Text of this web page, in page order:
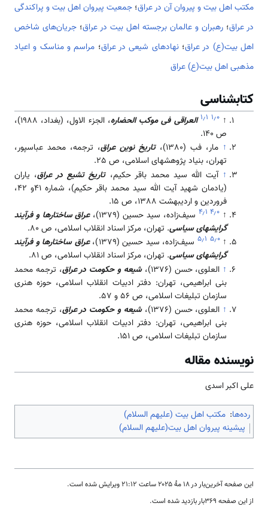
مکتب اهل بیت و پیروان آن در عراق؛ جمعیت پیروان اهل بیت و پراکندگی
در عراق؛ رهبران و عالمان برجسته اهل بیت در عراق؛ جریان‌های شاخص
اهل بیت(ع) در عراق؛نهادهای شیعی در عراق؛ مراسم و مناسک و اعیاد
مذهبی اهل بیت(ع) عراق
کتابشناسی
↑ ۱٫۰ ۱٫۱ العراقی فی موكب الحضاره
، الجزء الاول، (بغداد، 1988)،
ص 140.
↑ مار، فب (1380)، تاریخ نوین عراق، ترجمه، محمد عباسپور،
تهران، بنیاد پژوهشهای اسلامی، ص 25.
↑ آیت الله سید محمد باقر حکیم،تاریخ تشیع در عراق، یاران
(یادمان شهید آیت الله سید محمد باقر حکیم)، شماره 41و 42،
فروردین و اردیبهشت 1388، ص 15.
↑ ۴٫۰ ۴٫۱ سیف‌زاده، سید حسین (1379)،
عراق ساختارها و فرآیند‌
گرایشهای سیاسی. تهران، مرکز اسناد انقلاب اسلامی، ص 80.
↑۵٫۰ ۵٫۱ سیف‌زاده، سید حسین (1379)،
عراق ساختارها و فرآیند‌
گرایشهای سیاسی. تهران، مرکز اسناد انقلاب اسلامی، ص 81.
↑ العلوى، حسن (1376)، شیعه و حکومت در عراق، ترجمه محمد
بنى ابراهیمى، تهران: دفتر ادبیات انقلاب اسلامى، حوزه هنرى
سازمان تبلیغات اسلامى، ص 56 و 57.
↑ العلوى، حسن (1376)، شیعه و حکومت در عراق، ترجمه محمد
بنى ابراهیمى، تهران: دفتر ادبیات انقلاب اسلامى، حوزه هنرى
سازمان تبلیغات اسلامى، ص 151.
نویسنده مقاله
علی اکبر اسدی
رده‌ها: مکتب اهل بیت (علیهم السلام)
پیشینه پیروان اهل بیت(علیهم السلام)
این صفحه آخرین‌بار در ‏۱۸ مهٔ ۲۰۲۵ ساعت ‏۲۱:۱۲ ویرایش شده است.
از این صفحه ۳۶۹بار بازدید شده است.